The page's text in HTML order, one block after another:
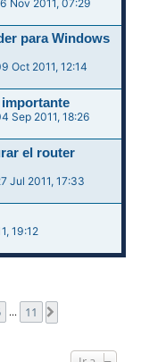
Nov 2011, 07:29
para Windows
Oct 2011, 12:14
importante
Sep 2011, 18:26
el router
Jul 2011, 17:33
19:12
… 11